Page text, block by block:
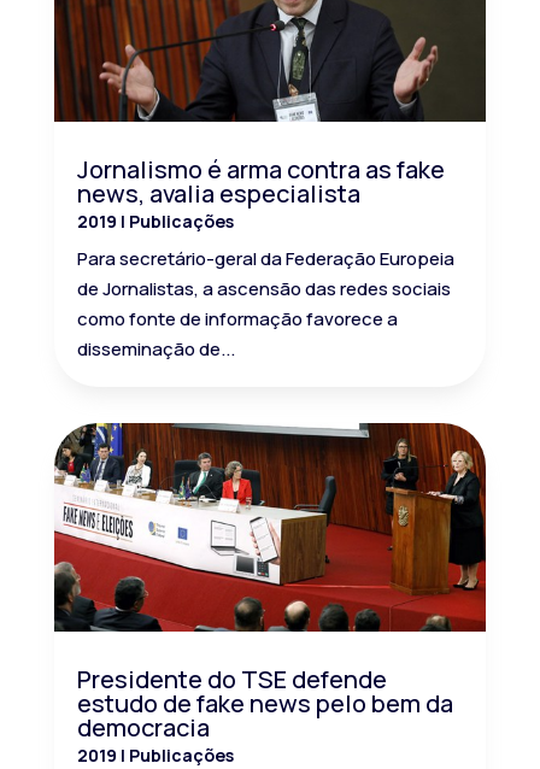
Jornalismo é arma contra as fake
news, avalia especialista
2019 | Publicações
Para secretário-geral da Federação Europeia
de Jornalistas, a ascensão das redes sociais
como fonte de informação favorece a
disseminação de...
Presidente do TSE defende
estudo de fake news pelo bem da
democracia
2019 | Publicações